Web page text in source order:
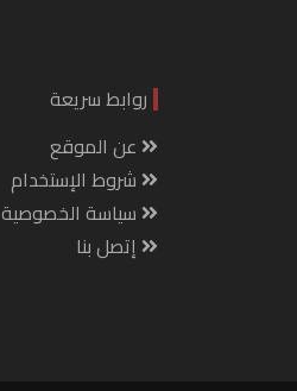
روابط سريعة
عن الموقع
شروط الإستخدام
سياسة الخصوصية
إتصل بنا